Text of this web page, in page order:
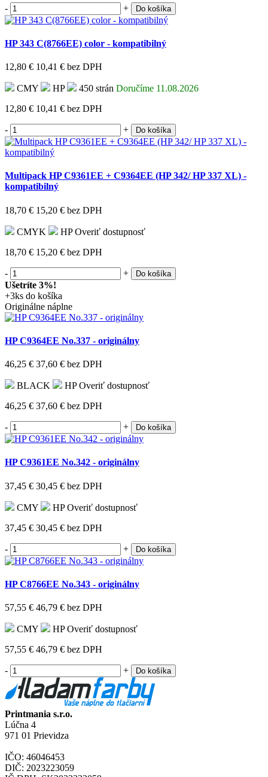
- + Do košíka
HP 343 C(8766EE) color - kompatibilný
12,80 € 10,41 € bez DPH
CMY HP 450 strán Doručíme 11.08.2026
12,80 € 10,41 € bez DPH
- + Do košíka
Multipack HP C9361EE + C9364EE (HP 342/ HP 337 XL) -
kompatibilný
18,70 € 15,20 € bez DPH
CMYK HP Overiť dostupnosť
18,70 € 15,20 € bez DPH
- + Do košíka
Ušetríte 3%!
+3ks do košíka
Originálne náplne
HP C9364EE No.337 - originálny
46,25 € 37,60 € bez DPH
BLACK HP Overiť dostupnosť
46,25 € 37,60 € bez DPH
- + Do košíka
HP C9361EE No.342 - originálny
37,45 € 30,45 € bez DPH
CMY HP Overiť dostupnosť
37,45 € 30,45 € bez DPH
- + Do košíka
HP C8766EE No.343 - originálny
57,55 € 46,79 € bez DPH
CMY HP Overiť dostupnosť
57,55 € 46,79 € bez DPH
- + Do košíka
Printmania s.r.o.
Lúčna 4
971 01 Prievidza
IČO: 46046453
DIČ: 2023223059